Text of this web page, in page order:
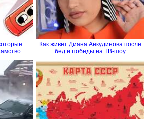
Как живёт Диана Анкудинова после
бед и победы на ТВ-шоу